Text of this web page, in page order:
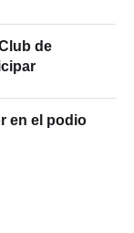
de
en el podio